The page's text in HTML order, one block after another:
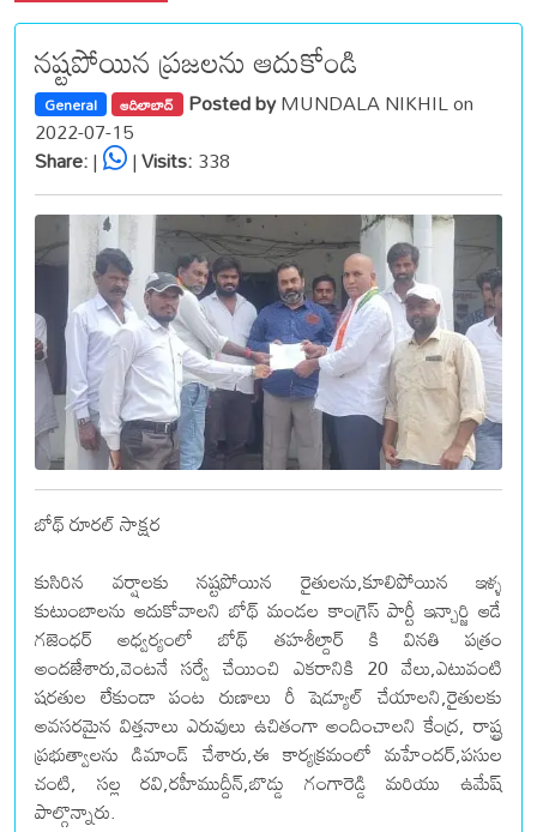
నష్టపోయిన ప్రజలను ఆదుకోండి
General ఆదిలాబాద్ Posted byMUNDALA NIKHIL on
2022-07-15
Share:| |Visits:338
బోథ్ రూరల్ సాక్షర
కుసిరిన వర్షాలకు నష్టపోయిన రైతులను,కూలిపోయిన ఇళ్ళ
కుటుంబాలను ఆదుకోవాలని బోథ్ మండల కాంగ్రెస్ పార్టీ ఇన్చార్జి ఆడే
గజెంధర్ అధ్వర్యంలో బోథ్ తహశీల్దార్ కి వినతి పత్రం
అందజేశారు,వెంటనే సర్వే చేయించి ఎకరానికి 20 వేలు,ఎటువంటి
షరతుల లేకుండా పంట రుణాలు రీ షెడ్యూల్ చేయాలని,రైతులకు
అవసరమైన విత్తనాలు ఎరువులు ఉచితంగా అందించాలని కేంద్ర, రాష్ట్ర
ప్రభుత్వాలను డిమాండ్ చేశారు,ఈ కార్యక్రమంలో మహేందర్,పసుల
చంటి, సల్ల రవి,రహీముద్దీన్,బొడ్డు గంగారెడ్డి మరియు ఉమేష్
పాల్గొన్నారు.